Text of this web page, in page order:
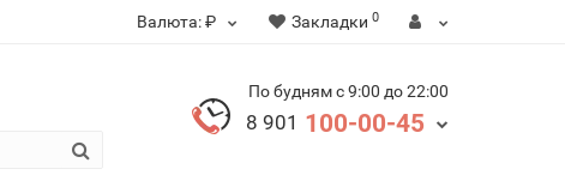
Валюта:₽ Закладки 0
По будням с 9:00 до 22:00
8 901 100-00-45